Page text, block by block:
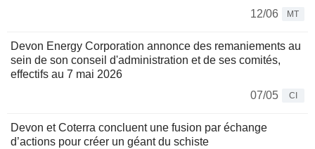
12/06
MT
Devon Energy Corporation annonce des remaniements au
sein de son conseil d'administration et de ses comités,
effectifs au 7 mai 2026
07/05
CI
Devon et Coterra concluent une fusion par échange
d’actions pour créer un géant du schiste